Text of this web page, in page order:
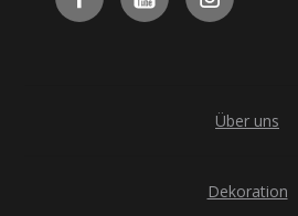
Über uns
Dekoration